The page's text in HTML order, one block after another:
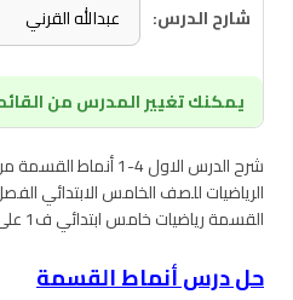
شارح الدرس:
يمكنك تغيير المدرس من
شرح الدرس الاول 4-1
الرياضيات للصف الخامس الابتدائي
القسمة رياضيات خامس ابتدائي ف1 على موقع حقيبتي التعليمي
حل درس أنماط القسمة